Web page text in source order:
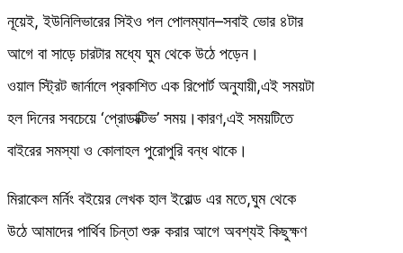
নূয়েই, ইউনিলিভারের সিইও পল পোলম্যান–সবাই ভোর ৪টার
আগে বা সাড়ে চারটার মধ্যে ঘুম থেকে উঠে পড়েন।
ওয়াল স্ট্রিট জার্নালে প্রকাশিত এক রিপোর্ট অনুযায়ী,এই সময়টা
হল দিনের সবচেয়ে ‘প্রোডাক্টিভ’ সময়।কারণ,এই সময়টিতে
বাইরের সমস্যা ও কোলাহল পুরোপুরি বন্ধ থাকে।
মিরাকেল মর্নিং বইয়ের লেখক হাল ইরোল্ড এর মতে,ঘুম থেকে
উঠে আমাদের পার্থিব চিন্তা শুরু করার আগে অবশ্যই কিছুক্ষণ